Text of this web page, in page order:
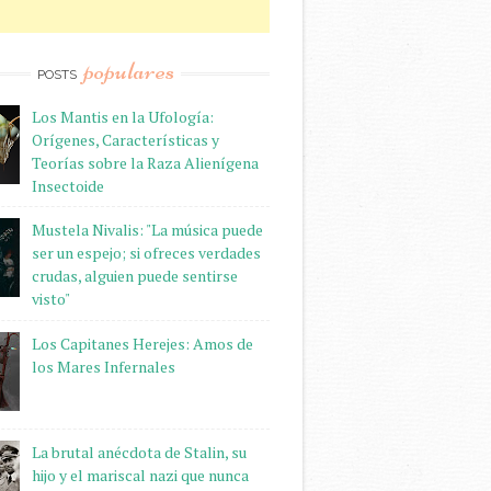
POSTS populares
Los Mantis en la Ufología:
Orígenes, Características y
Teorías sobre la Raza Alienígena
Insectoide
Mustela Nivalis: "La música puede
ser un espejo; si ofreces verdades
crudas, alguien puede sentirse
visto"
Los Capitanes Herejes: Amos de
los Mares Infernales
La brutal anécdota de Stalin, su
hijo y el mariscal nazi que nunca